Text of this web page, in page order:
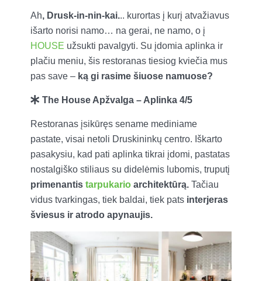
Ah, Drusk-in-nin-kai... kurortas į kurį atvažiavus
išarto norisi namo… na gerai, ne namo, o į
HOUSE užsukti pavalgyti. Su įdomia aplinka ir
plačiu meniu, šis restoranas tiesiog kviečia mus
pas save – ką gi rasime šiuose namuose?
The House Apžvalga – Aplinka 4/5
Restoranas įsikūręs sename mediniame
pastate, visai netoli Druskininkų centro. Iškarto
pasakysiu, kad pati aplinka tikrai įdomi, pastatas
nostalgiško stiliaus su didelėmis lubomis, truputį
primenantis tarpukario architektūrą. Tačiau
vidus tvarkingas, tiek baldai, tiek pats interjeras
šviesus ir atrodo apynaujis.